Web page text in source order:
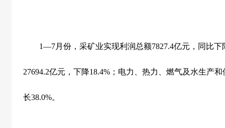
1—7月份，采矿业实现利润总额7827.4亿元，同比下
27694.2亿元，下降18.4% ；电力、热力、燃气及水生产
长38.0%。